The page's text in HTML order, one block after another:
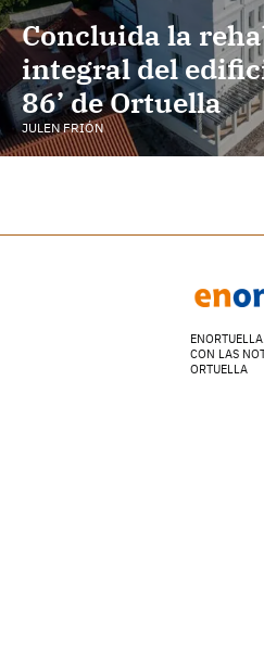
Concluida la
integral del
86’ de Ortuella
JULEN FRIÓN
CON LAS
ORTUELLA